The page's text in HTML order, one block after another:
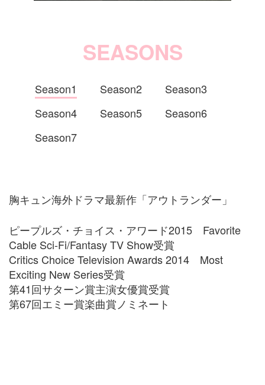
SEASONS
Season1 Season2
Season3
Season4
Season5
Season6
Season7
胸キュン海外ドラマ最新作「アウトランダー」
ピープルズ・チョイス・アワード2015 Favorite
Cable Sci-Fi/Fantasy TV Show受賞
Critics Choice Television Awards 2014 Most
Exciting New Series受賞
第41回サターン賞主演女優賞受賞
第67回エミー賞楽曲賞ノミネート